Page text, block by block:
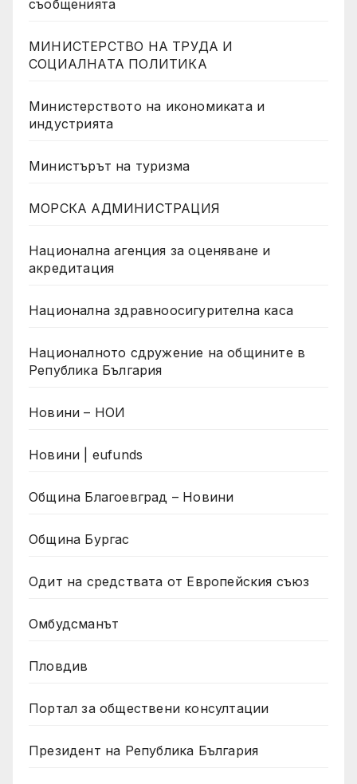
съобщенията
МИНИСТЕРСТВО НА ТРУДА И
СОЦИАЛНАТА ПОЛИТИКА
Министерството на икономиката и
индустрията
Министърът на туризма
МОРСКА АДМИНИСТРАЦИЯ
Национална агенция за оценяване и
акредитация
Национална здравноосигурителна каса
Националното сдружение на общините в
Република България
Новини – НОИ
Новини | eufunds
Община Благоевград – Новини
Община Бургас
Одит на средствата от Европейския съюз
Омбудсманът
Пловдив
Портал за обществени консултации
Президент на Република България